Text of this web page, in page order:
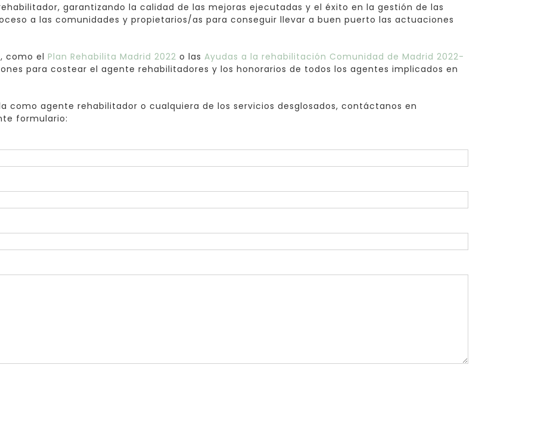
garantizando la calidad de las mejoras ejecutadas y el éxito en la gestión de las
a las comunidades y propietarios/as para conseguir llevar a buen puerto las actuaciones
como el Plan Rehabilita Madrid 2022 o las Ayudas a la rehabilitación Comunidad de Madrid 2022-
para costear el agente rehabilitadores y los honorarios de todos los agentes implicados en
como agente rehabilitador o cualquiera de los servicios desglosados, contáctanos en
formulario: